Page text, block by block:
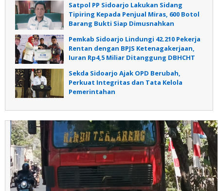
Satpol PP Sidoarjo Lakukan Sidang
Tipiring Kepada Penjual Miras, 600 Botol
Barang Bukti Siap Dimusnahkan
Pemkab Sidoarjo Lindungi 42.210 Pekerja
Rentan dengan BPJS Ketenagakerjaan,
Iuran Rp4,5 Miliar Ditanggung DBHCHT
Sekda Sidoarjo Ajak OPD Berubah,
Perkuat Integritas dan Tata Kelola
Pemerintahan